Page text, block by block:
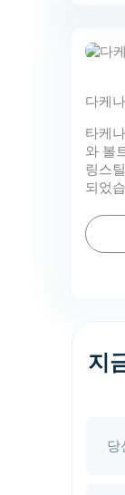
다케
타케
와 볼
링스
되었
지